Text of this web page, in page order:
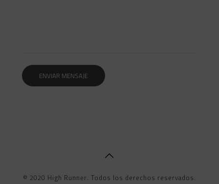
© 2020 High Runner. Todos los derechos reservados.